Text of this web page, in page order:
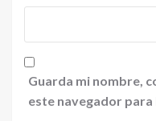
Guarda mi nombre,
este navegador para